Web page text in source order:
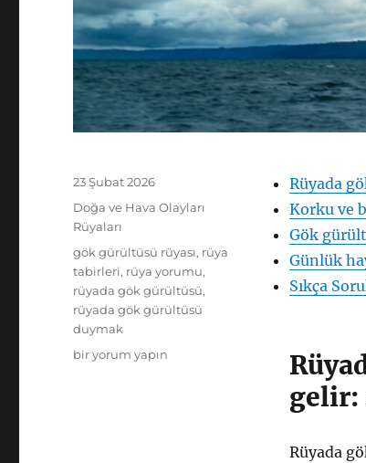
Rüyada
Korku ve
Gök
Günlük
Sıkça
gelir:
Rüyada
Yayın
tarihi
23 Şubat 2026
Kategoriler
Doğa ve Hava Olayları
Rüyaları
Etiketler
gök gürültüsü rüyası, rüya
tabirleri, rüya yorumu,
rüyada gök gürültüsü,
rüyada gök gürültüsü
duymak
Rüyada
bir yorum yapın